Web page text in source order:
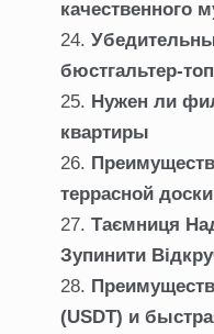
качественного
бюстгальтер-
Нужен ли
квартиры
террасной доски
Таємниця
Зупинити
(USDT) и